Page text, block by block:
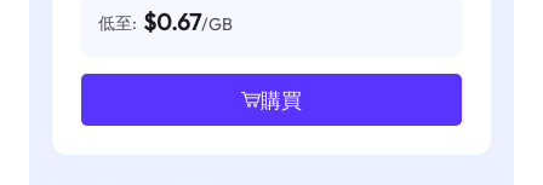
低至: $0.67/GB
購買